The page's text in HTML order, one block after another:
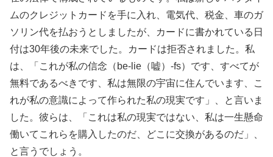
ムのクレジットカードを手に入れ、電気代、税金、車のガ
ソリン代を払おうとしましたが、カードに書かれている日
付は30年後の未来でした。カードは拒否されました。私
は、「これが私の信念（be-lie（嘘）-fs）です、すべてが
無料であるべきです、私は無限の宇宙に住んでいます、こ
れが私の意識によって作られた私の現実です」、と言いま
した。彼らは、「これは私の現実ではない、私は一生懸命
働いてこれらを購入したのだ、どこに交換があるのだ」、
と言うでしょう。